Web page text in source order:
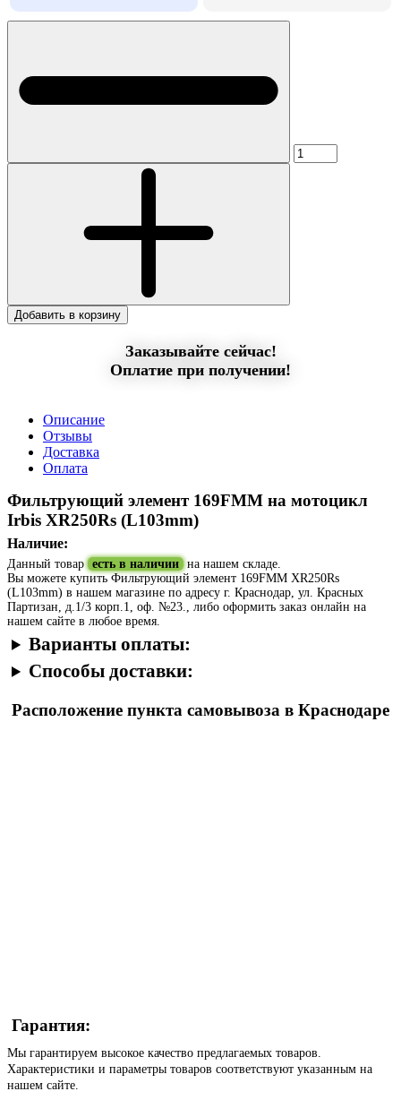
Добавить в корзину
Заказывайте сейчас!
Оплатие при получении!
Описание
Отзывы
Доставка
Оплата
Фильтрующий элемент 169FMM на мотоцикл
Irbis XR250Rs (L103mm)
Наличие:
Данный товар есть в наличии на нашем складе.
Вы можете купить Фильтрующий элемент 169FMM XR250Rs
(L103mm) в нашем магазине по адресу г. Краснодар, ул. Красных
Партизан, д.1/3 корп.1, оф. №23., либо оформить заказ онлайн на
нашем сайте в любое время.
Варианты оплаты:
Способы доставки:
Расположение пункта самовывоза в Краснодаре
Гарантия:
Мы гарантируем высокое качество предлагаемых товаров.
Характеристики и параметры товаров соответствуют указанным на
нашем сайте.